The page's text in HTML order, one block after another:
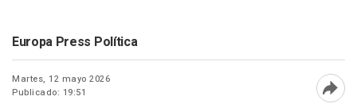
Europa Press Política
Martes, 12 mayo 2026
Publicado: 19:51